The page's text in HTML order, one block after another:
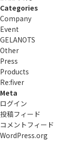
Categories
Company
Event
GELANOTS
Other
Press
Products
Re:ﬁver
Meta
ログイン
投稿フィード
コメントフィード
WordPress.org